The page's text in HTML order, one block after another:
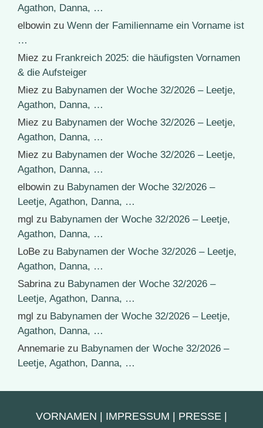
Agathon, Danna, …
elbowin zu Wenn der Familienname ein Vorname ist
…
Miez zu Frankreich 2025: die häufigsten Vornamen
& die Aufsteiger
Miez zu Babynamen der Woche 32/2026 – Leetje,
Agathon, Danna, …
Miez zu Babynamen der Woche 32/2026 – Leetje,
Agathon, Danna, …
Miez zu Babynamen der Woche 32/2026 – Leetje,
Agathon, Danna, …
elbowin zu Babynamen der Woche 32/2026 –
Leetje, Agathon, Danna, …
mgl zu Babynamen der Woche 32/2026 – Leetje,
Agathon, Danna, …
LoBe zu Babynamen der Woche 32/2026 – Leetje,
Agathon, Danna, …
Sabrinazu Babynamen der Woche 32/2026 –
Leetje, Agathon, Danna, …
mgl zu Babynamen der Woche 32/2026 – Leetje,
Agathon, Danna, …
Annemarie zu Babynamen der Woche 32/2026 –
Leetje, Agathon, Danna, …
VORNAMEN | IMPRESSUM | PRESSE |